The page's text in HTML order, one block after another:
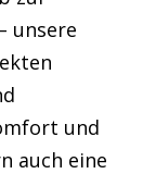
unsere
und
auch eine